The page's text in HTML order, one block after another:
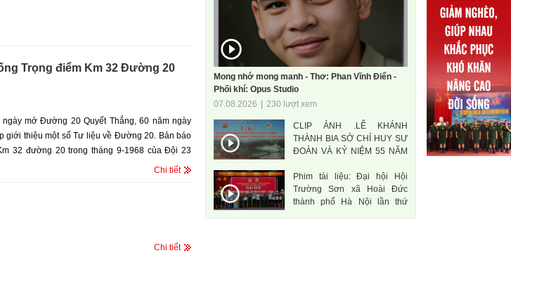
Trọng điểm Km 32 Đường 20
mở Đường 20 Quyết Thắng, 60 năm ngày
giới thiệu một số Tư liệu về Đường 20. Bản báo
32 đường 20 trong tháng 9-1968 của Đội 23
Chi tiết
Chi tiết
Mong nhớ mong manh - Thơ: Phan Vĩnh Điển -
Phối khí: Opus Studio
07.08.2026
230 lượt xem
CLIP ẢNH .LỄ KHÁNH
THÀNH BIA SỞ CHỈ HUY SƯ
ĐOÀN VÀ KỶ NIỆM 55 NĂM
ANH HÙNG
Phim tài liệu: Đại hội Hội
Trường Sơn xã Hoài Đức
thành phố Hà Nội lần thứ